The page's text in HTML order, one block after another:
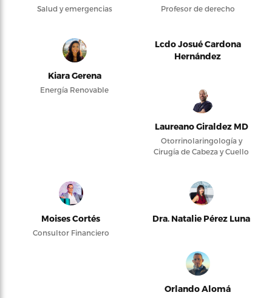
Salud y emergencias Profesor de derecho
Kiara Gerena
Energía Renovable
Lcdo Josué Cardona
Hernández
Laureano Giraldez MD
Otorrinolaringología y
Cirugía de Cabeza y Cuello
Moises Cortés
Consultor Financiero
Dra. Natalie Pérez Luna
Orlando Alomá